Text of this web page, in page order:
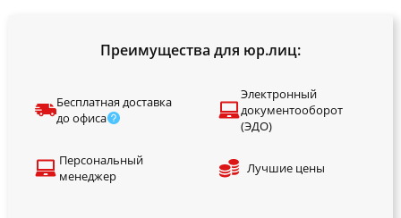
Преимущества для юр.лиц:
Бесплатная доставка
до офиса
Электронный
документооборот
(ЭДО)
Персональный
менеджер
Лучшие цены